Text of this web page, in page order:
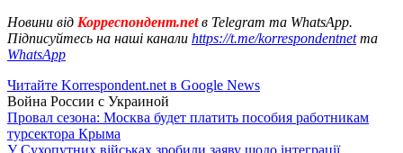
Новини від Корреспондент.netв Telegram та WhatsApp.
Підписуйтесь на наші канали https://t.me/korrespondentnetта
WhatsApp
Читайте Korrespondent.net в Google News
Война России с Украиной
Провал сезона: Москва будет платить пособия работникам
турсектора Крыма
У Сухопутних військах зробили заяву щодо інтеграції